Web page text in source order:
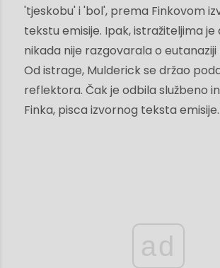
'tjeskobu' i 'bol', prema Finkovom
tekstu emisije. Ipak, istražiteljima je
nikada nije razgovarala o
Od istrage, Mulderick se držao
reflektora. Čak je odbila službeno
Finka, pisca izvornog teksta emisije.
ad